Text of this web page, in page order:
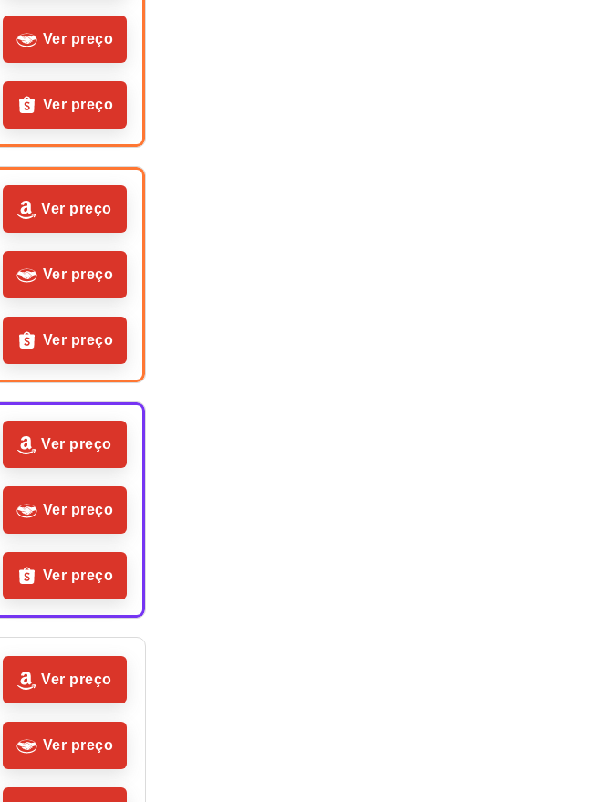
Ver preço
Ver preço
Ver preço
Ver preço
Ver preço
Ver preço
Ver preço
Ver preço
Ver preço
Ver preço